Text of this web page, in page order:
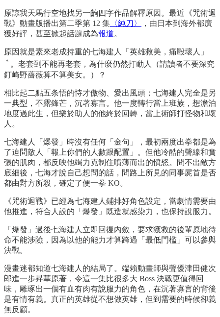
原諒我天馬行空地找另一齣四字作品解釋原因。最近《咒術迴
戰》動畫版播出第二季第 12 集 〈純刀〉
，由日本到海外都廣
獲好評，甚至掀起話題成為報道。
原因就是素來老成持重的七海建人「英雄救美，痛毆壞人」
＊ 。老套到不能再老套，為什麼仍然打動人（請讀者不要深究
釘崎野薔薇算不算美女。）？
相比起二點五条悟的恃才傲物、愛出風頭；七海建人完全是另
一典型，不露鋒芒，沉著寡言。他一度轉行當上班族，想澹泊
地度過此生，但樂於助人的他終於回轉，當上術師打怪物和壞
人。
七海建人「爆發」時沒有任何「金句」，最初兩度出拳都是為
了迫問敵人「報上你們的人數跟配置」。但他冷酷的聲線和賁
張的肌肉，都反映他竭力克制住噴薄而出的憤怒。問不出敵方
底細後，七海才說自己想問的話，問路上所見的同事屍首是否
都由對方所殺，確定了便一拳 KO。
《咒術迴戰》已經為七海建人鋪排好角色設定，當劇情需要由
他推進，符合人設的「爆發」既造就感染力，也保持說服力。
「爆發」過後七海建人立即回復內斂，要求獲救的後輩原地待
命不能涉險，因為以他的能力才算跨過「最低門檻」可以參與
決戰。
漫畫迷都知道七海建人的結局了。端賴動畫師與聲優津田健次
郎進一步昇華原著，令這一集比很多大 Boss 決戰更值得回
味，雕琢出一個有血有肉有說服力的角色，在沉著寡言的背後
是有情有義。真正的英雄從不想做英雄，但到需要的時候卻義
無反顧。